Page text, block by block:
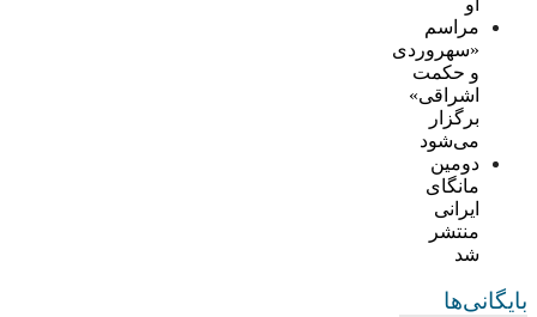
مراسم
«سهروردی
و حکمت
اشراقی»
برگزار
می‌شود
دومین
مانگای
ایرانی
منتشر
شد
بایگانی‌ها